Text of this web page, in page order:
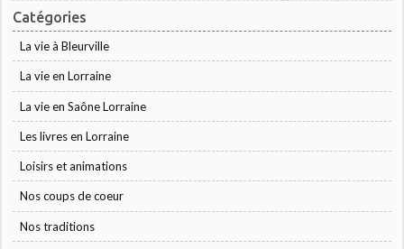
Catégories
La vie à Bleurville
La vie en Lorraine
La vie en Saône Lorraine
Les livres en Lorraine
Loisirs et animations
Nos coups de coeur
Nos traditions